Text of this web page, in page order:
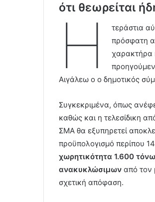
ότι θεωρείται
Η
τεράστια
πρόσφατη
χαρακτήρα
Αιγάλεω ο ο δημοτικός
Συγκεκριμένα, όπως
καθώς και η τελεσίδικη
ΣΜΑ θα εξυπηρετεί
προϋπολογισμό περίπου
χωρητικότητα 1.600
ανακυκλώσιμων από τον
σχετική απόφαση.